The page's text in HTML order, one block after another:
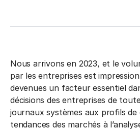
Nous arrivons en 2023, et le
par les entreprises est
devenues un facteur essentiel
décisions des entreprises de
journaux systèmes aux profils de
tendances des marchés à